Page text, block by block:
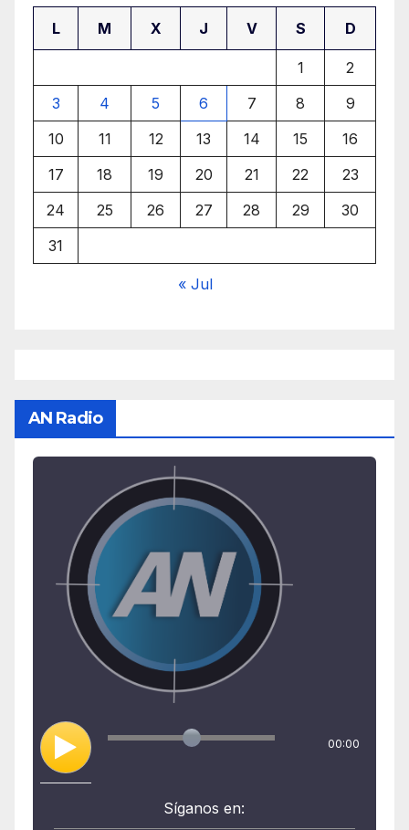
L M X J V S D
1
2
3
4 5 6 7 8
9
10
11 12 13 14 15
16
17
18 19 20 21 22
23
24
25 26 27 28 29
30
31
« Jul
AN Radio
00:00
Síganos en: